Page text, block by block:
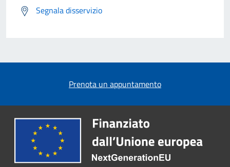
Segnala disservizio
Prenota un appuntamento